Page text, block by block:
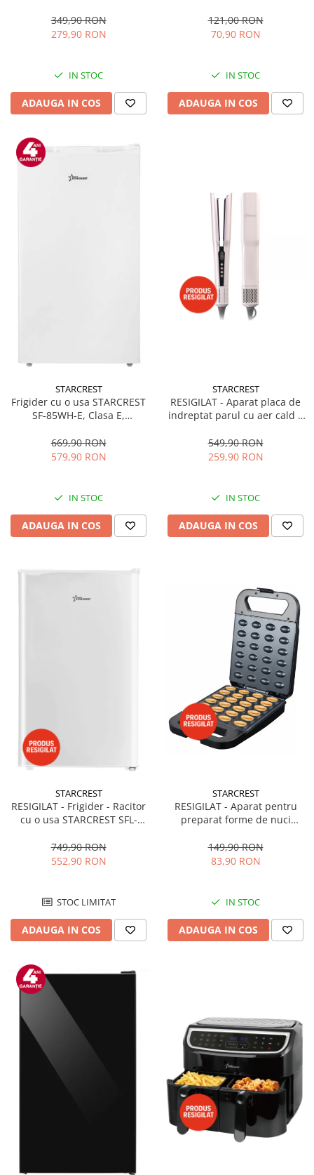
dispozitiv spumare, filtru
dublu din inox, Negru/Inox
349,90 RON
279,90 RON
IN STOC
ADAUGA IN COS
Pulse, Negru
121,00 RON
70,90 RON
IN STOC
ADAUGA IN COS
STARCREST
Frigider cu o usa STARCREST
SF-85WH-E, Clasa E,
interioara, Compartiment
gheata, H 82 cm, Alb
669,90 RON
579,90 RON
IN STOC
ADAUGA IN COS
STARCREST
RESIGILAT - Aparat placa de
indreptat parul cu aer cald 2
1300 W, Uscare si indreptare,
Afisaj LCD, Tehnologie cu ioni
549,90 RON
259,90 RON
IN STOC
ADAUGA IN COS
STARCREST
RESIGILAT - Frigider - Racitor
cu o usa STARCREST SFL-
92L, Iluminare interioara,H 83
cm, Alb
749,90 RON
552,90 RON
STOC LIMITAT
ADAUGA IN COS
STARCREST
RESIGILAT - Aparat pentru
preparat forme de nuci
forme, 1400W, Indicator
luminos, Placi antiaderente,
149,90 RON
83,90 RON
IN STOC
ADAUGA IN COS